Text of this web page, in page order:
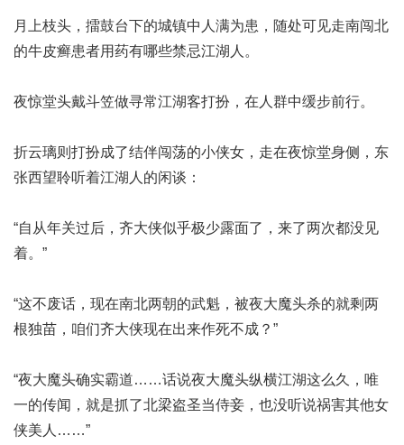
月上枝头，擂鼓台下的城镇中人满为患，随处可见走南闯北
的牛皮癣患者用药有哪些禁忌江湖人。
夜惊堂头戴斗笠做寻常江湖客打扮，在人群中缓步前行。
折云璃则打扮成了结伴闯荡的小侠女，走在夜惊堂身侧，东
张西望聆听着江湖人的闲谈：
“自从年关过后，齐大侠似乎极少露面了，来了两次都没见
着。”
“这不废话，现在南北两朝的武魁，被夜大魔头杀的就剩两
根独苗，咱们齐大侠现在出来作死不成？”
“夜大魔头确实霸道……话说夜大魔头纵横江湖这么久，唯
一的传闻，就是抓了北梁盗圣当侍妾，也没听说祸害其他女
侠美人……”